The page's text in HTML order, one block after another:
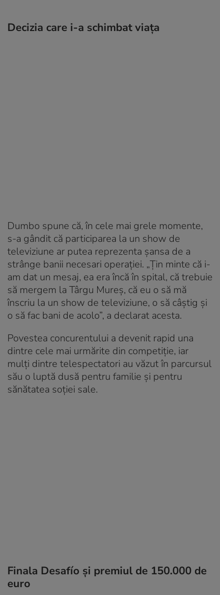
Decizia care i-a schimbat viața
Dumbo spune că, în cele mai grele momente,
s-a gândit că participarea la un show de
televiziune ar putea reprezenta șansa de a
strânge banii necesari operației. „Țin minte că i-
am dat un mesaj, ea era încă în spital, că trebuie
să mergem la Târgu Mureș, că eu o să mă
înscriu la un show de televiziune, o să câștig și
o să fac bani de acolo”, a declarat acesta.
Povestea concurentului a devenit rapid una
dintre cele mai urmărite din competiție, iar
mulți dintre telespectatori au văzut în parcursul
său o luptă dusă pentru familie și pentru
sănătatea soției sale.
Finala Desafío și premiul de 150.000 de
euro